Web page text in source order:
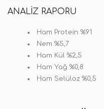
ANALIZ RAPORU
Ham Protein %91
Nem %5,7
Ham Kül %2,5
Ham Yağ %0,8
Ham Selüloz %0,5